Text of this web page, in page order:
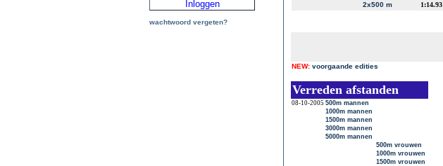
wachtwoord vergeten?
2x500 m
1:14.93
NEW: voorgaande edities
Verreden afstanden
08-10-2005 500m mannen
1000m mannen
1500m mannen
3000m mannen
5000m mannen
500m vrouwen
1000m vrouwen
1500m vrouwen